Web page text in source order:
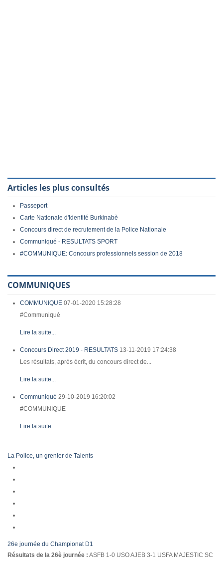
Articles les plus consultés
Passeport
Carte Nationale d'Identité Burkinabè
Concours direct de recrutement de la Police Nationale
Communiqué - RESULTATS SPORT
#COMMUNIQUE: Concours professionnels session de 2018
COMMUNIQUES
COMMUNIQUE 07-01-2020 15:28:28
#Communiqué
Lire la suite...
Concours Direct 2019 - RESULTATS 13-11-2019 17:24:38
Les résultats, après écrit, du concours direct de...
Lire la suite...
Communiqué 29-10-2019 16:20:02
#COMMUNIQUE
Lire la suite...
La Police, un grenier de Talents
26e journée du Championat D1
Résultats de la 26è journée : ASFB 1-0 USO AJEB 3-1 USFA MAJESTIC SC